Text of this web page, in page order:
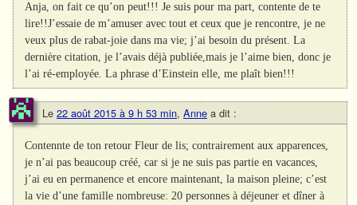
Anja, on fait ce qu’on peut!!! Je suis pour ma part, contente de te
lire!!J’essaie de m’amuser avec tout et ceux que je rencontre, je ne
veux plus de rabat-joie dans ma vie; j’ai besoin du présent. La
dernière citation, je l’avais déjà publiée,mais je l’aime bien, donc je
l’ai ré-employée. La phrase d’Einstein elle, me plaît bien!!!
Le 22 août 2015 à 9 h 53 min, Anne a dit :
Contennte de ton retour Fleur de lis; contrairement aux apparences,
je n’ai pas beaucoup créé, car si je ne suis pas partie en vacances,
j’ai eu en permanence et encore maintenant, la maison pleine; c’est
la vie d’une famille nombreuse: 20 personnes à déjeuner et dîner à